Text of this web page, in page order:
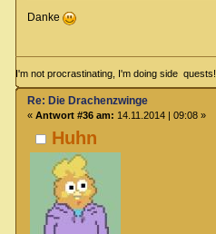
Danke
I'm not procrastinating, I'm doing side quests!
Huhn
Re: Die Drachenzwinge
« Antwort #36 am: 14.11.2014 | 09:08 »